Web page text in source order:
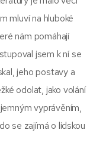
mluví na hluboké
nám pomáhají
jsem k ní se
jeho postavy a
odolat, jako volání
vyprávěním,
se zajímá o lidskou